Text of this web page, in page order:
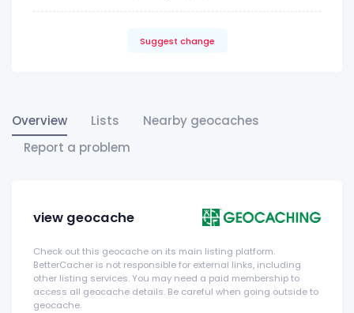
Suggest change
Overview Lists
Nearby geocaches
Report a problem
view geocache
Check out this geocache on its main listing platform.
BetterCacher is not responsible for external links, including
other listing services. You may need a paid membership to
access all geocache details. Be careful when going outside to
geocache.